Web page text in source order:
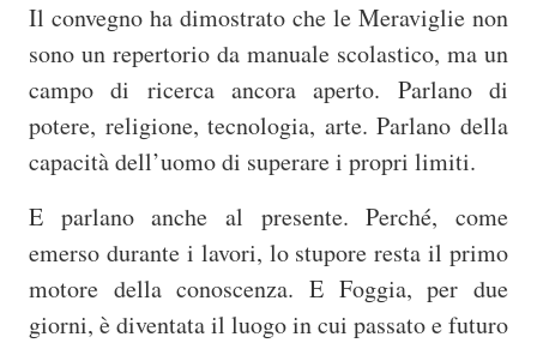
Il convegno ha dimostrato che le Meraviglie non
sono un repertorio da manuale scolastico, ma un
campo di ricerca ancora aperto. Parlano di
potere, religione, tecnologia, arte. Parlano della
capacità dell’uomo di superare i propri limiti.
E parlano anche al presente. Perché, come
emerso durante i lavori, lo stupore resta il primo
motore della conoscenza. E Foggia, per due
giorni, è diventata il luogo in cui passato e futuro